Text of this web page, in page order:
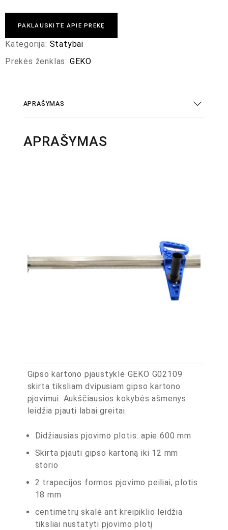
PAKLAUSKITE APIE PREKĘ
Kategorija: Statybai
Prekės ženklas: GEKO
APRAŠYMAS
APRAŠYMAS
Gipso kartono pjaustyklė GEKO G02109
skirta tiksliam dvipusiam gipso kartono
pjovimui. Aukščiausios kokybės ašmenys
leidžia pjauti labai greitai.
Didžiausias pjovimo plotis: apie 600 mm
Skirta pjauti gipso kartoną iki 12 mm
storio
2 trapecijos formos pjovimo peiliai, plotis
18 mm
centimetrų skalė ant kreipiklio leidžia
tiksliai nustatyti pjovimo plotį